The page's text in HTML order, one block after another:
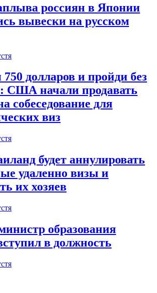
россиян в Японии
вывески на русском
750 долларов и пройди без
США начали продавать
собеседование для
виз
будет аннулировать
удаленно визы и
их хозяев
образования
в должность